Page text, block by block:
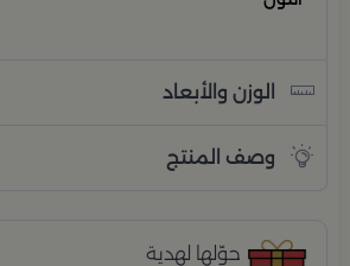
الوزن والأبعاد
وصف المنتج
حوّلها لهدية